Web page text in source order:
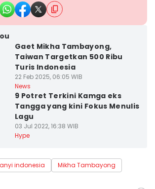
Gaet Mikha Tambayong,
Taiwan Targetkan 500 Ribu
Turis Indonesia
22 Feb 2025, 06:05 WIB
News
9 Potret Terkini Kamga eks
Tangga yang kini Fokus Menulis
Lagu
03 Jul 2022, 16:38 WIB
Hype
indonesia Mikha Tambayong